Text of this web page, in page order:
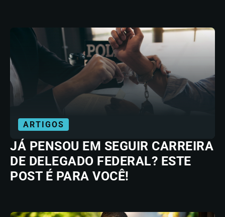
ARTIGOS
JÁ PENSOU EM SEGUIR CARREIRA
DE DELEGADO FEDERAL? ESTE
POST É PARA VOCÊ!